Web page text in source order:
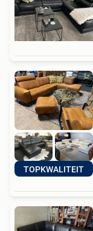
TOPKWALITEIT